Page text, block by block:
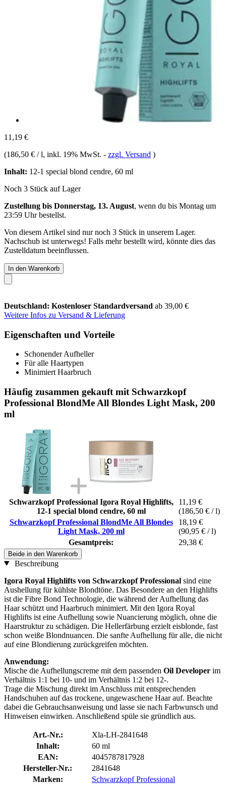
11,19 €
(186,50 € / l, inkl. 19% MwSt. - zzgl. Versand )
Inhalt: 12-1 special blond cendre, 60 ml
Noch 3 Stück auf Lager
Zustellung bis Donnerstag, 13. August, wenn du bis Montag um
23:59 Uhrbestellst.
Von diesem Artikel sind nur noch 3 Stück in unserem Lager.
Nachschub ist unterwegs! Falls mehr bestellt wird, könnte dies das
Zustelldatum beeinflussen.
In den Warenkorb
Deutschland: Kostenloser Standardversand ab 39,00 €
Weitere Infos zu Versand & Lieferung
Eigenschaften und Vorteile
Schonender Aufheller
Für alle Haartypen
Minimiert Haarbruch
Häufig zusammen gekauft mit Schwarzkopf
Professional BlondMe All Blondes Light Mask, 200
ml
Schwarzkopf Professional Igora Royal Highlifts,
12-1 special blond cendre, 60 ml
11,19 €
(186,50 € / l)
Schwarzkopf Professional BlondMe All Blondes
Light Mask, 200 ml
18,19 €
(90,95 € / l)
Gesamtpreis:
29,38 €
Beide in den Warenkorb
Beschreibung
Igora Royal Highlifts von Schwarzkopf Professional sind eine
Aushellung für kühlste Blondtöne. Das Besondere an den Highlifts
ist die Fibre Bond Technologie, die während der Aufhellung das
Haar schützt und Haarbruch minimiert. Mit den Igora Royal
Highlifts ist eine Aufhellung sowie Nuancierung möglich, ohne die
Haarstruktur zu schädigen. Die Hellerfärbung erzielt eisblonde, fast
schon weiße Blondnuancen. Die sanfte Aufhellung für alle, die nicht
auf eine Blondierung zurückgreifen möchten.
Anwendung:
Mische die Aufhellungscreme mit dem passenden Oil Developer im
Verhältnis 1:1 bei 10- und im Verhältnis 1:2 bei 12-.
Trage die Mischung direkt im Anschluss mit entsprechenden
Handschuhen auf das trockene, ungewaschene Haar auf. Beachte
dabei die Gebrauchsanweisung und lasse sie nach Farbwunsch und
Hinweisen einwirken. Anschließend spüle sie gründlich aus.
Art.-Nr.:
Xla-LH-2841648
Inhalt:
60 ml
EAN:
4045787817928
Hersteller-Nr.:
2841648
Marken:
Schwarzkopf Professional